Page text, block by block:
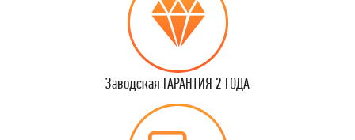
Заводская ГАРАНТИЯ 2 ГОДА